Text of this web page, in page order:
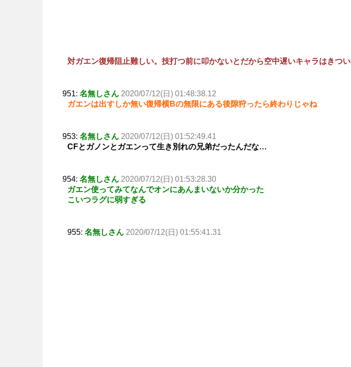
対ガエン復帰阻止難しい。技打つ前に叩かないとだから空中遅いキャラはきつい
951: 名無しさん 2020/07/12(日) 01:48:38.12
ガエンは出すしか無い復帰横Bの無限にある後隙狩ったら終わりじゃね
953: 名無しさん 2020/07/12(日) 01:52:49.41
CFとガノンとガエンって生き別れの兄弟だったんだな…
954: 名無しさん 2020/07/12(日) 01:53:28.30
ガエン使ってみてなんでオンにあんまいないか分かった
こいつラグに弱すぎる
955: 名無しさん 2020/07/12(日) 01:55:41.31